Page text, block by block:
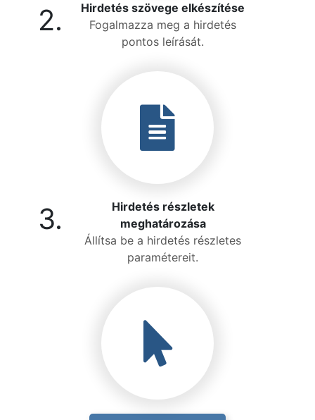
2.
Hirdetés szövege elkészítése
Fogalmazza meg a hirdetés
pontos leírását.
3.
Hirdetés részletek
meghatározása
Állítsa be a hirdetés részletes
paramétereit.